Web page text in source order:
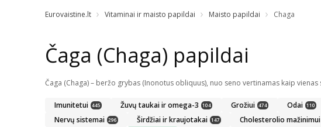
Eurovaistine.lt Vitaminai ir maisto papildai Maisto papildai Chaga
Čaga (Chaga) papildai
Imunitetui 445 Žuvų taukai ir omega-3 104 Grožiui 474 Odai 110
Nervų sistemai 296 Širdžiai ir kraujotakai 147 Cholesterolio mažinimui